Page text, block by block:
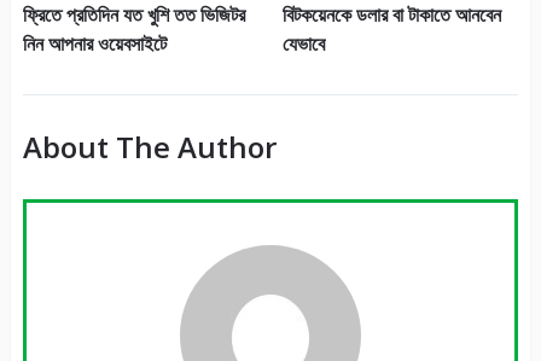
ফ্রিতে প্রতিদিন যত খুশি তত ভিজিটর
নিন আপনার ওয়েবসাইটে
বিটকয়েনকে ডলার বা টাকাতে আনবেন
যেভাবে
About The Author